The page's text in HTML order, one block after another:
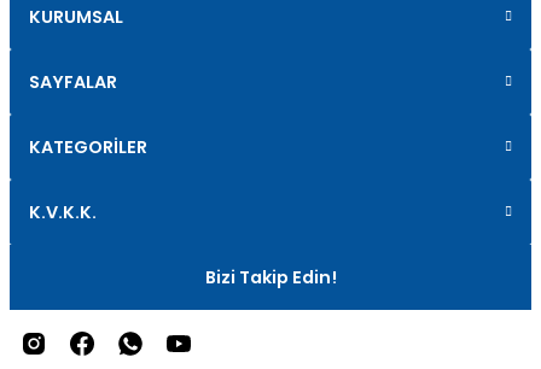
KURUMSAL
SAYFALAR
KATEGORİLER
K.V.K.K.
Bizi Takip Edin!